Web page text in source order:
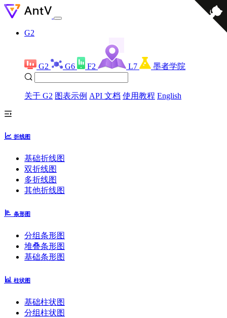
G2
G2 G6 F2 L7 墨者学院
关于 G2 图表示例 API 文档 使用教程 English
折线图
基础折线图
双折线图
多折线图
其他折线图
条形图
分组条形图
堆叠条形图
基础条形图
柱状图
基础柱状图
分组柱状图